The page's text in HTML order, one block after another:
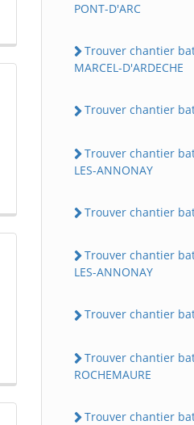
PONT-D'ARC
Trouver chantier
MARCEL-D'ARDECHE
Trouver chantier
Trouver chantier
LES-ANNONAY
Trouver chantier
Trouver chantier
LES-ANNONAY
Trouver chantier
Trouver chantier
ROCHEMAURE
Trouver chantier